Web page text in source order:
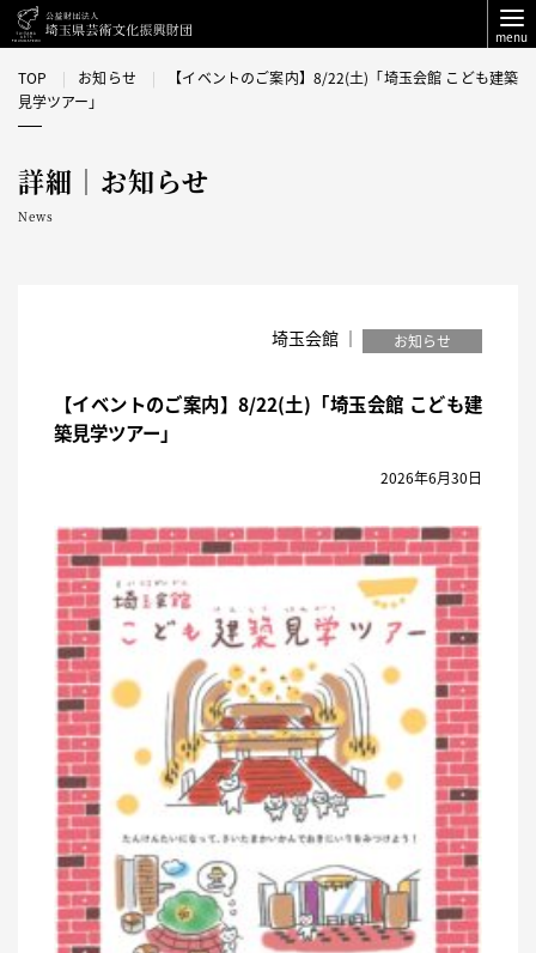
menu
TOP お知らせ
【イベントのご案内】8/22(土)「埼玉会館 こども建築
見学ツアー」
詳細｜お知らせ
News
埼玉会館 ｜ お知らせ
【イベントのご案内】8/22(土)「埼玉会館 こども建
築見学ツアー」
2026年6月30日